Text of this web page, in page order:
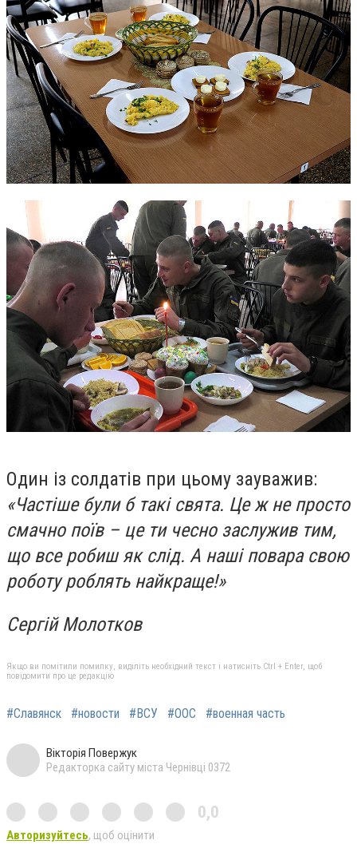
Один із солдатів при цьому зауважив:
«Частіше були б такі свята. Це ж не просто
смачно поїв – це ти чесно заслужив тим,
що все робиш як слід. А наші повара свою
роботу роблять найкраще!»
Сергій Молотков
Якщо ви помітили помилку, виділіть необхідний текст і натисніть Ctrl + Enter, щоб
повідомити про це редакцію
#Славянск #новости #ВСУ #ООС #военная часть
Вікторія Повержук
Редакторка сайту міста Чернівці 0372
0,0
Авторизуйтесь, щоб оцінити